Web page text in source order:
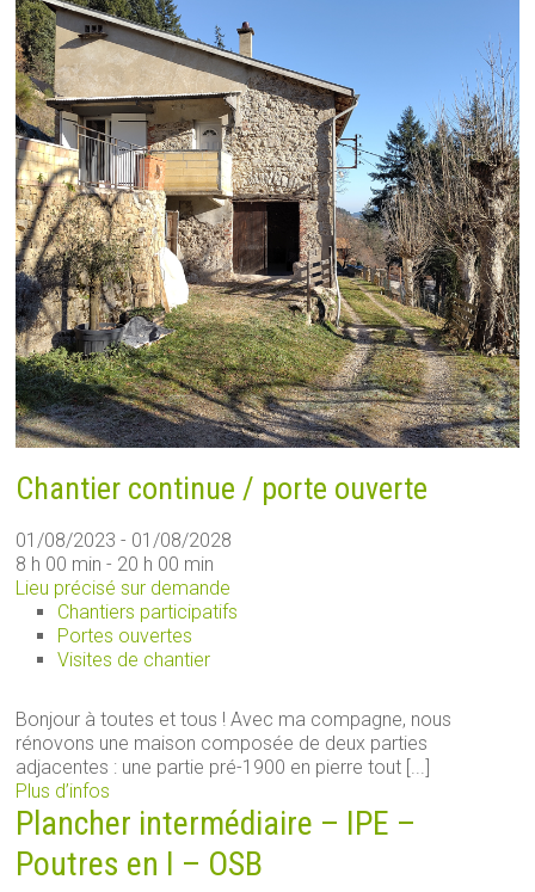
Chantier continue / porte ouverte
01/08/2023 - 01/08/2028
8 h 00 min - 20 h 00 min
Lieu précisé sur demande
Chantiers participatifs
Portes ouvertes
Visites de chantier
Bonjour à toutes et tous ! Avec ma compagne, nous
rénovons une maison composée de deux parties
adjacentes : une partie pré-1900 en pierre tout [...]
Plus d’infos
Plancher intermédiaire – IPE –
Poutres en I – OSB